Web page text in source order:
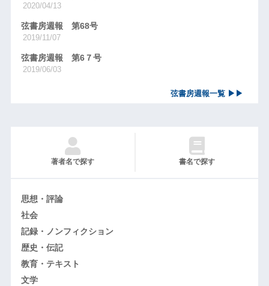
2020/04/13
弦書房週報 第68号
2019/11/07
弦書房週報 第6７号
2019/06/03
弦書房週報一覧 ▶▶
著者名で探す 書名で探す
思想・評論
社会
記録・ノンフィクション
歴史・伝記
教育・テキスト
文学